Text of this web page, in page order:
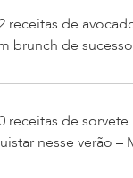
receitas de
brunch de
receitas de
nesse verão –